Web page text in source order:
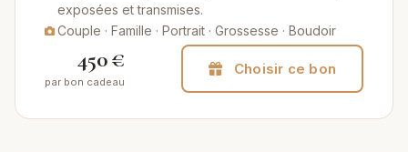
exposées et transmises.
Couple · Famille · Portrait · Grossesse · Boudoir
450 €
par bon cadeau
Choisir ce bon